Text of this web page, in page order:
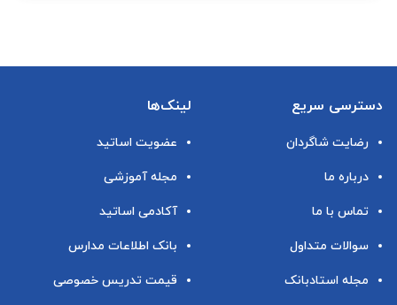
دسترسی سریع
رضایت شاگردان
درباره ما
تماس با ما
سوالات متداول
مجله استادبانک
لینک‌ها
عضویت اساتید
مجله آموزشی
آکادمی اساتید
بانک اطلاعات مدارس
قیمت تدریس خصوصی